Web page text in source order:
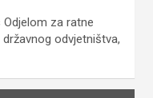
za ratne
odvjetništva,